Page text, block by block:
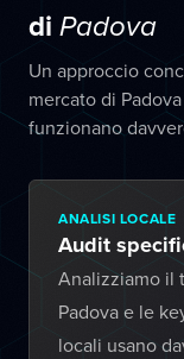
di Padova
Un approccio
mercato di
funzionano
ANALISI LOCALE
Audit
Analizziamo il
Padova e le
locali usano